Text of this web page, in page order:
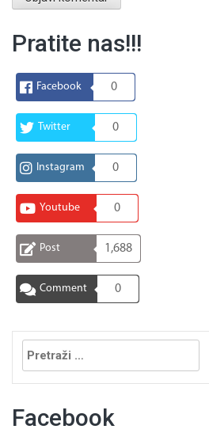
Pratite nas!!!
Facebook 0
Twitter 0
Instagram 0
Youtube 0
Post 1,688
Comment 0
Pretraga:
Facebook